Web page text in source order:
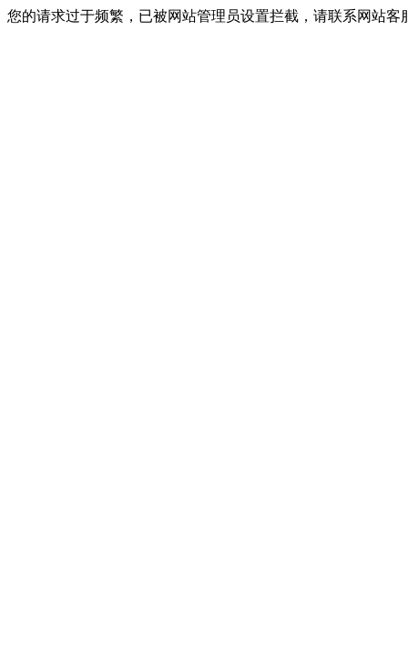
您的请求过于频繁，已被网站管理员设置拦截，请联系网站客